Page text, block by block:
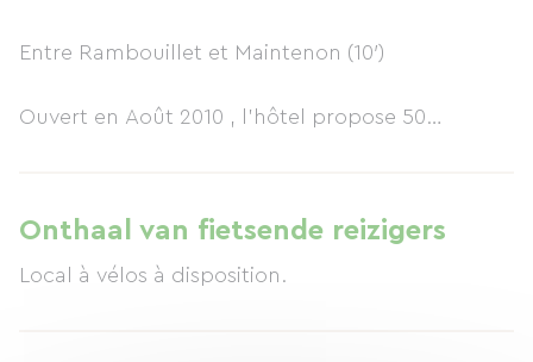
Entre Rambouillet et Maintenon (10′)
Ouvert en Août 2010 , l’hôtel propose 50
Nos prestations :
Onthaal van fietsende reizigers
Local à vélos à disposition.